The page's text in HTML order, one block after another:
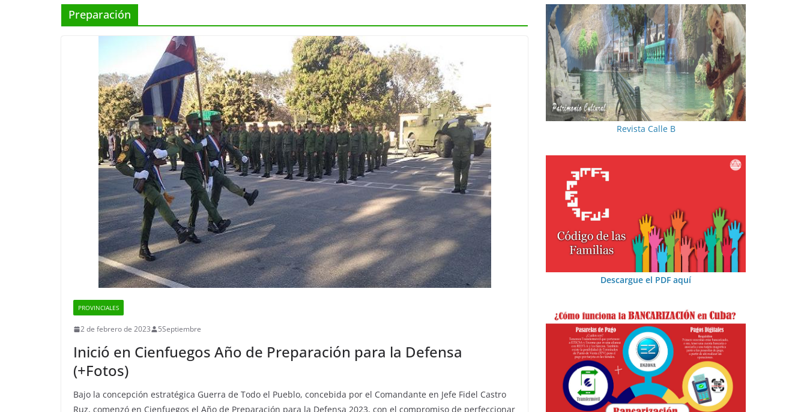
Preparación
PROVINCIALES
2 de febrero de 2023 5Septiembre
Inició en Cienfuegos Año de Preparación para la Defensa
(+Fotos)
Bajo la concepción estratégica Guerra de Todo el Pueblo, concebida por el Comandante en Jefe Fidel Castro
Ruz, comenzó en Cienfuegos el Año de Preparación para la Defensa 2023, con el compromiso de perfeccionar
Revista Calle B
Descargue el PDF aquí